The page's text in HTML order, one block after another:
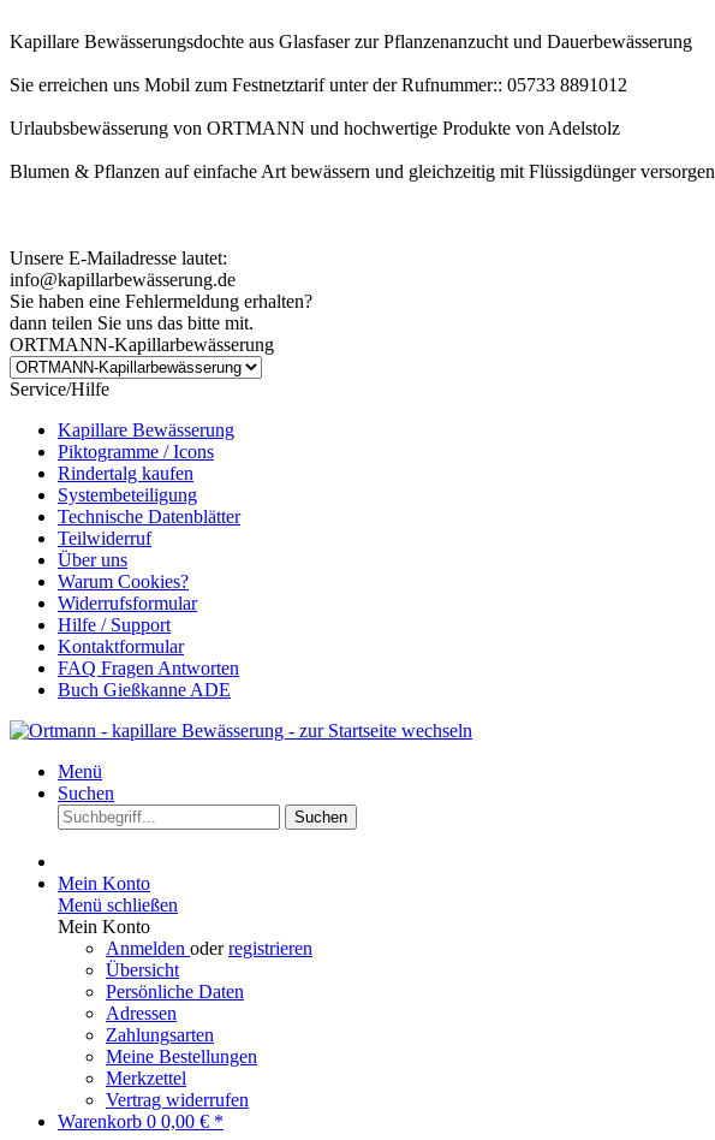
Kapillare Bewässerungsdochte aus Glasfaser zur Pflanzenanzucht und Dauerbewässerung
Sie erreichen uns Mobil zum Festnetztarif unter der Rufnummer:: 05733 8891012
Urlaubsbewässerung von ORTMANN und hochwertige Produkte von Adelstolz
Blumen & Pflanzen auf einfache Art bewässern und gleichzeitig mit Flüssigdünger versorgen
Unsere E-Mailadresse lautet:
info@kapillarbewässerung.de
Sie haben eine Fehlermeldung erhalten?
dann teilen Sie uns das bitte mit.
ORTMANN-Kapillarbewässerung
Service/Hilfe
Kapillare Bewässerung
Piktogramme / Icons
Rindertalg kaufen
Systembeteiligung
Technische Datenblätter
Teilwiderruf
Über uns
Warum Cookies?
Widerrufsformular
Hilfe / Support
Kontaktformular
FAQ Fragen Antworten
Buch Gießkanne ADE
Menü
Suchen
Suchen
Mein Konto
Menü schließen
Mein Konto
Anmelden oderregistrieren
Übersicht
Persönliche Daten
Adressen
Zahlungsarten
Meine Bestellungen
Merkzettel
Vertrag widerrufen
Warenkorb 0 0,00 € *